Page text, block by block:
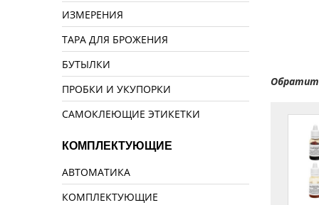
ИЗМЕРЕНИЯ
ТАРА ДЛЯ БРОЖЕНИЯ
БУТЫЛКИ
ПРОБКИ И УКУПОРКИ
САМОКЛЕЮЩИЕ ЭТИКЕТКИ
КОМПЛЕКТУЮЩИЕ
АВТОМАТИКА
КОМПЛЕКТУЮЩИЕ